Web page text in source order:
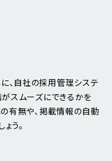
、自社の採用管理システ
スムーズにできるかを
有無や、掲載情報の自動
う。